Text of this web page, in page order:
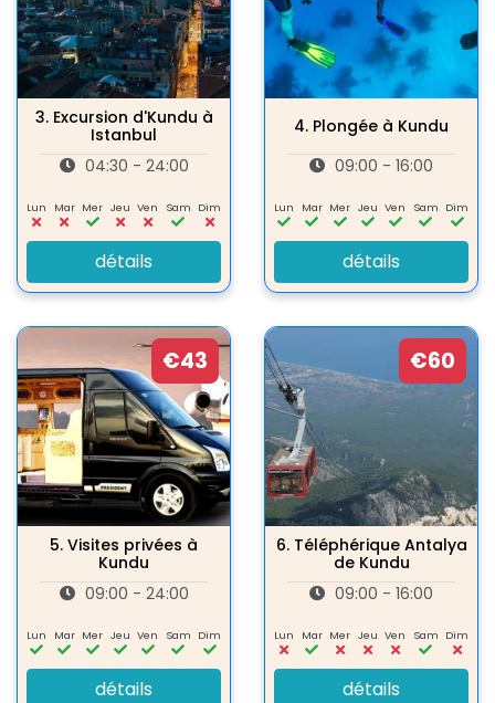
3. Excursion d'Kundu à
Istanbul
04:30 - 24:00
Lun Mar Mer Jeu Ven Sam Dim
détails
4. Plongée à Kundu
09:00 - 16:00
Lun Mar Mer Jeu Ven Sam Dim
détails
€43
5. Visites privées à
Kundu
09:00 - 24:00
Lun Mar Mer Jeu Ven Sam Dim
détails
€60
6. Téléphérique Antalya
de Kundu
09:00 - 16:00
Lun Mar Mer Jeu Ven Sam Dim
détails